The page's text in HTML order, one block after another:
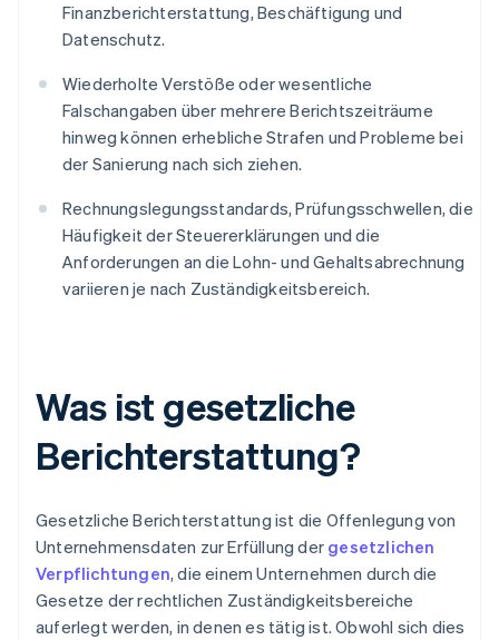
Finanzberichterstattung, Beschäftigung und
Datenschutz.
Wiederholte Verstöße oder wesentliche
Falschangaben über mehrere Berichtszeiträume
hinweg können erhebliche Strafen und Probleme bei
der Sanierung nach sich ziehen.
Rechnungslegungsstandards, Prüfungsschwellen, die
Häufigkeit der Steuererklärungen und die
Anforderungen an die Lohn- und Gehaltsabrechnung
variieren je nach Zuständigkeitsbereich.
Was ist gesetzliche
Berichterstattung?
Gesetzliche Berichterstattung ist die Offenlegung von
Unternehmensdaten zur Erfüllung der gesetzlichen
Verpflichtungen, die einem Unternehmen durch die
Gesetze der rechtlichen Zuständigkeitsbereiche
auferlegt werden, in denen es tätig ist. Obwohl sich dies